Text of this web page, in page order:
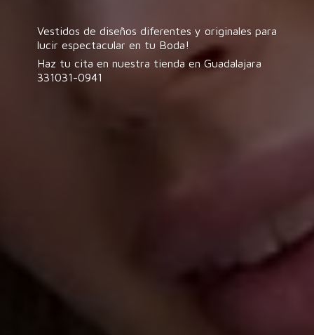
Vestidos de diseños diferentes y originales para
lucir espectacular en tu Boda!
Haz tu cita en nuestra tienda en Guadalajara
331031-0941